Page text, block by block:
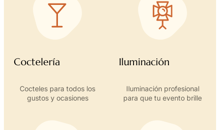
Coctelería
Cocteles para todos los
gustos y ocasiones
Iluminación
Iluminación profesional
para que tu evento brille